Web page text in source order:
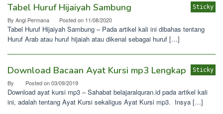
Belajar
alquran
Tabel Huruf Hijaiyah Sambung
By Angi Permana Posted on 11/08/2020
Tabel Huruf Hijaiyah Sambung – Pada artikel kali ini dibahas tentang
Huruf Arab atau huruf hijaiah atau dikenal sebagai huruf […]
Sticky
Download Bacaan Ayat Kursi mp3 Lengkap
By Posted on03/09/2019
Download ayat kursi mp3 – Sahabat belajaralquran.id pada artikel kali
ini, adalah tentang Ayat Kursi sekaligus Ayat Kursi mp3. Insya […]
Sticky